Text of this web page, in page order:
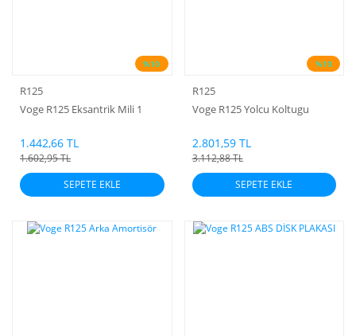
%10
R125
Voge R125 Eksantrik Mili 1
1.442,66 TL
1.602,95 TL
SEPETE EKLE
%10
R125
Voge R125 Yolcu Koltugu
2.801,59 TL
3.112,88 TL
SEPETE EKLE